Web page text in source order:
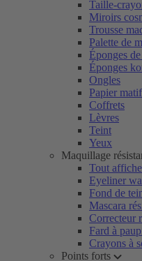
Taille-
Miroirs
Trousse
Palette de
Éponges
Éponges
Ongles
Papier
Coffrets
Lèvres
Teint
Yeux
Maquillage
Tout
Eyeliner
Fond de
Mascara
Correcteur
Fard à
Crayons à
Points forts